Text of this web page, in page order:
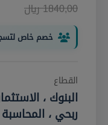
1840,00 ريال
خصم خاص
القطاع
البنوك ،
ربحي ، المحاسبة